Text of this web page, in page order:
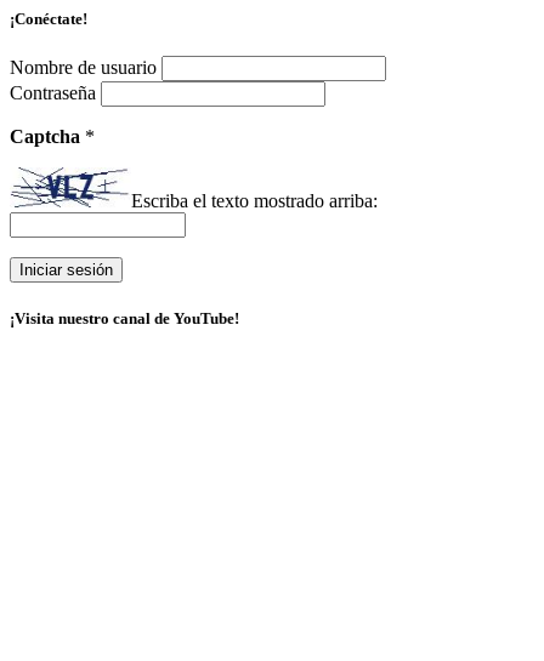
¡Conéctate!
Nombre de usuario
Contraseña
Captcha *
Escriba el texto mostrado arriba:
¡Visita nuestro canal de YouTube!